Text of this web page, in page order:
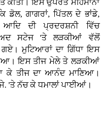
ਇਸ ਉਪਰੰਤ ਮਹਿਮਾਨਾਂ
ਡੋਲ, ਗਾਗਰਾਂ, ਪਿੱਤਲ ਦੇ ਭਾਂਡੇ,
ਦੀ ਪ੍ਰਦਰਸ਼ਨੀ ਵਿੱਚ
ਸਟੇਜ 'ਤੇ ਲੜਕੀਆਂ ਵੱਲੋਂ
ਮੁਟਿਆਰਾਂ ਦਾ ਗਿੱਧਾ ਇਸ
ਇਸ ਤੀਜ ਮੇਲੇ ਤੇ ਲੜਕੀਆਂ
ਕੇ ਤੀਜ ਦਾ ਆਨੰਦ ਮਾਣਿਆ।
'ਤੇ ਨੱਚ ਕੇ ਧਮਾਲਾਂ ਪਾਈਆਂ।